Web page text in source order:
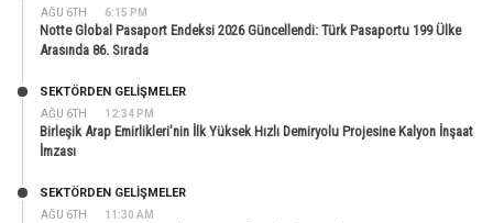
AĞU 6TH 6:15 PM
Notte Global Pasaport Endeksi 2026 Güncellendi: Türk Pasaportu 199 Ülke
Arasında 86. Sırada
AĞU 6TH 12:34 PM
SEKTÖRDEN GELIŞMELER
Birleşik Arap Emirlikleri’nin İlk Yüksek Hızlı Demiryolu Projesine Kalyon İnşaat
İmzası
AĞU 6TH 11:30 AM
SEKTÖRDEN GELIŞMELER